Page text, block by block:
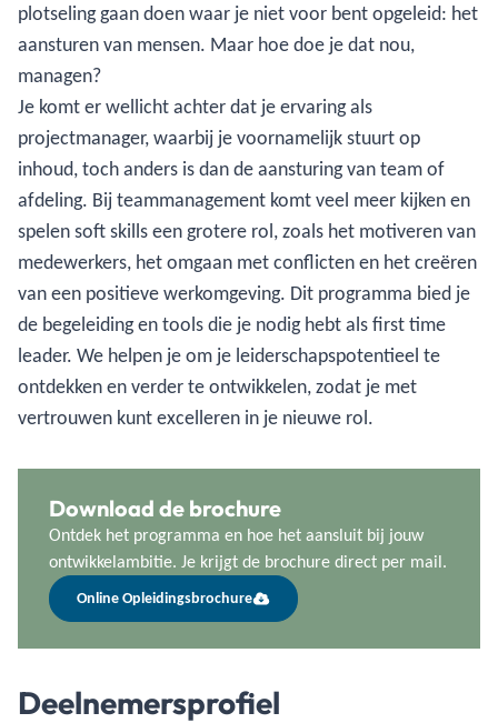
plotseling gaan doen waar je niet voor bent opgeleid: het
aansturen van mensen. Maar hoe doe je dat nou,
managen?
Je komt er wellicht achter dat je ervaring als
projectmanager, waarbij je voornamelijk stuurt op
inhoud, toch anders is dan de aansturing van team of
afdeling. Bij teammanagement komt veel meer kijken en
spelen soft skills een grotere rol, zoals het motiveren van
medewerkers, het omgaan met conflicten en het creëren
van een positieve werkomgeving. Dit programma bied je
de begeleiding en tools die je nodig hebt als first time
leader. We helpen je om je leiderschapspotentieel te
ontdekken en verder te ontwikkelen, zodat je met
vertrouwen kunt excelleren in je nieuwe rol.
Download de brochure
Ontdek het programma en hoe het aansluit bij jouw
ontwikkelambitie. Je krijgt de brochure direct per mail.
Online Opleidingsbrochure
Deelnemersprofiel